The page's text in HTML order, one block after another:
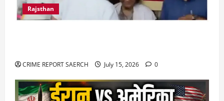
Rajsthan
CRIME REPORT SAERCH July 15, 2026 0